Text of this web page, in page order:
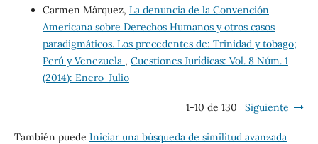
Carmen Márquez, La denuncia de la Convención
Americana sobre Derechos Humanos y otros casos
paradigmáticos. Los precedentes de: Trinidad y tobago;
Perú y Venezuela , Cuestiones Jurídicas: Vol. 8 Núm. 1
(2014): Enero-Julio
1-10 de 130 Siguiente
También puede Iniciar una búsqueda de similitud avanzada